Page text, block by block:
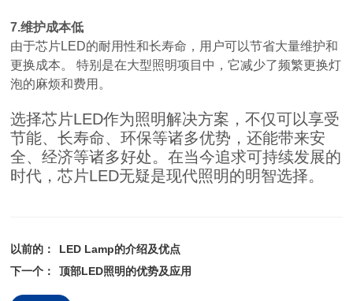
7.维护成本低
由于芯片LED的耐用性和长寿命，用户可以节省大量维护和
更换成本。 特别是在大型照明项目中，它减少了频繁更换灯
泡的麻烦和费用。
选择芯片LED作为照明解决方案，不仅可以享受
节能、长寿命、环保等诸多优势，还能带来安
全、经济等诸多好处。在当今追求可持续发展的
时代，芯片LED无疑是现代照明的明智选择。
以前的：
LED Lamp的介绍及优点
下一个：
顶部LED照明的优势及应用